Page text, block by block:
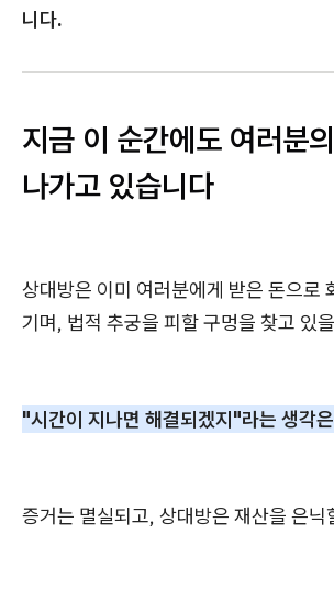
니다.
지금 이 순간에도 여러분
나가고 있습니다
상대방은 이미 여러분에게 받은 돈으로
기며, 법적 추궁을 피할 구멍을 찾고 있
"시간이 지나면 해결되겠지"라는 생각
증거는 멸실되고, 상대방은 재산을 은닉